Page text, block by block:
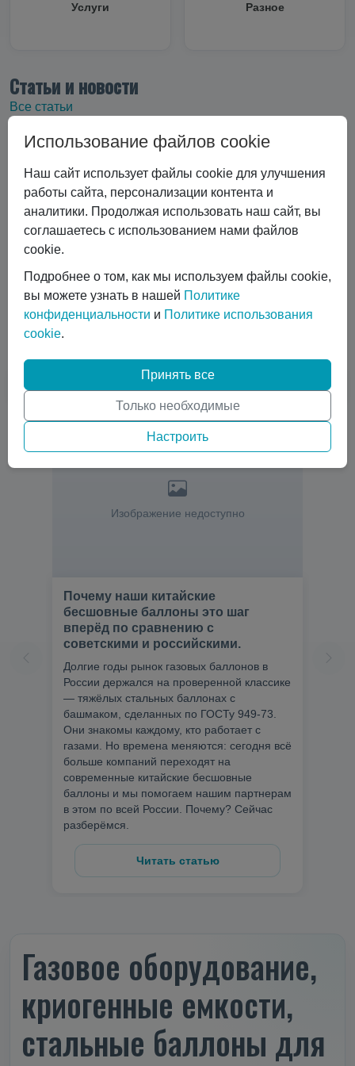
Услуги Разное
Статьи и новости
Все статьи
Все статьи
#Криоцилиндры
#Вертикальные криоцилиндры
#Эксплуатация криоцилиндра
#Экономика и выбор
#Сравнение технологий
#автоматизация сварки
#Транспортировка жидких газов
#Газовые баллоны
#Вентиль выдачи жидкости
Изображение недоступно
Почему наши китайские
бесшовные баллоны это шаг
вперёд по сравнению с
советскими и российскими.
Долгие годы рынок газовых баллонов в
России держался на проверенной классике
— тяжёлых стальных баллонах с
башмаком, сделанных по ГОСТу 949-73.
Они знакомы каждому, кто работает с
газами. Но времена меняются: сегодня всё
больше компаний переходят на
современные китайские бесшовные
баллоны и мы помогаем нашим партнерам
в этом по всей России. Почему? Сейчас
разберёмся.
Читать статью
Газовое оборудование,
криогенные емкости,
стальные баллоны для
Использование файлов cookie
Наш сайт использует файлы cookie для улучшения
работы сайта, персонализации контента и
аналитики. Продолжая использовать наш сайт, вы
соглашаетесь с использованием нами файлов
cookie.
Подробнее о том, как мы используем файлы cookie,
вы можете узнать в нашей Политике
конфиденциальности и Политике использования
cookie.
Принять все
Только необходимые
Настроить